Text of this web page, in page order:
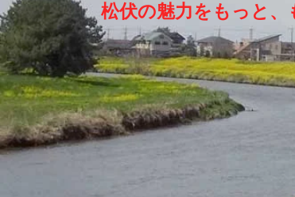
松伏の魅力をもっと